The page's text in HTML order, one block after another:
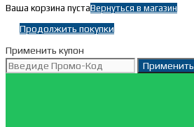
Ваша корзина пустаВернуться в магазин
Продолжить покупки
Применить купон
Применить